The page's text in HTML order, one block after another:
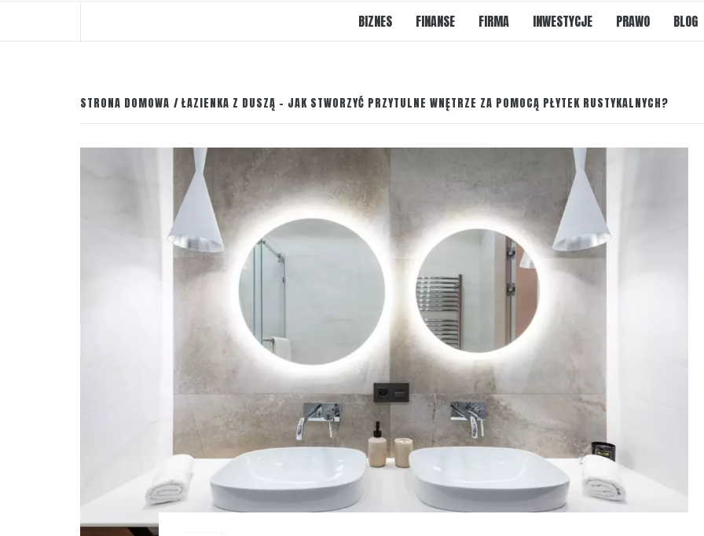
BIZNES FINANSE FIRMA INWESTYCJE PRAWO BLOG
STRONA DOMOWA ŁAZIENKA Z DUSZĄ – JAK STWORZYĆ PRZYTULNE WNĘTRZE ZA POMOCĄ PŁYTEK RUSTYKALNYCH?